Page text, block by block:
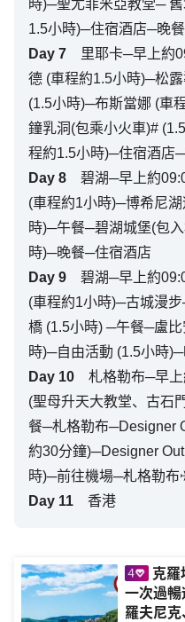
時)─聖尤菲米亞教堂─
1.5小時)─住宿酒店─晚餐
Day 7
里耶卡─早上約
德 (車程約1.5小時)─松
(1.5小時)─布斯當娜 (車
鐘乳洞(包乘小火車)#
程約1.5小時)─住宿酒店
Day 8
碧湖─早上約
(車程約1小時)─博希尼
時)─午餐─碧湖城堡(包
時)─晚餐─住宿酒店
Day 9
碧湖─早上約
(車程約1小時)─古城漫
橋 (1.5小時) ─午餐─盧
時)─自由活動 (1.5小時
Day 10
札格勒布─早
(聖母升天大教堂、古石
餐─札格勒布─Designer
約30分鐘)─Designer
時)─前往機場─札格勒
Day 11 香港
克羅
一次過暢
羅夫尼